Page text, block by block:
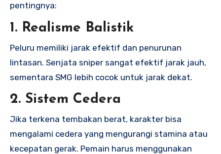
pentingnya:
1. Realisme Balistik
Peluru memiliki jarak efektif dan penurunan
lintasan. Senjata sniper sangat efektif jarak jauh,
sementara SMG lebih cocok untuk jarak dekat.
2. Sistem Cedera
Jika terkena tembakan berat, karakter bisa
mengalami cedera yang mengurangi stamina atau
kecepatan gerak. Pemain harus menggunakan